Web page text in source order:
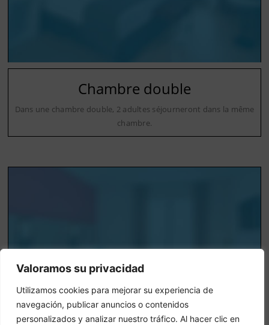
Valoramos su privacidad
Utilizamos cookies para mejorar su experiencia de
navegación, publicar anuncios o contenidos
personalizados y analizar nuestro tráfico. Al hacer clic en
Chambre double
Dans une chambre double, 2 adultes séjourneront dans la même
chambre.